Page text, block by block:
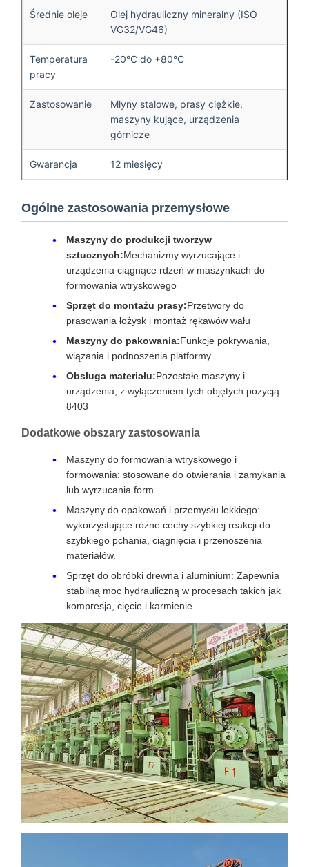
Średnie oleje
Olej hydrauliczny mineralny (ISO
VG32/VG46)
Temperatura
pracy
-20°C do +80°C
Zastosowanie
Młyny stalowe, prasy ciężkie,
maszyny kujące, urządzenia
górnicze
Gwarancja 12 miesięcy
Ogólne zastosowania przemysłowe
Maszyny do produkcji tworzyw
sztucznych:Mechanizmy wyrzucające i
urządzenia ciągnące rdzeń w maszynkach do
formowania wtryskowego
Sprzęt do montażu prasy:Przetwory do
prasowania łożysk i montaż rękawów wału
Maszyny do pakowania:Funkcje pokrywania,
wiązania i podnoszenia platformy
Obsługa materiału:Pozostałe maszyny i
urządzenia, z wyłączeniem tych objętych pozycją
8403
Dodatkowe obszary zastosowania
Maszyny do formowania wtryskowego i
formowania: stosowane do otwierania i zamykania
lub wyrzucania form
Maszyny do opakowań i przemysłu lekkiego:
wykorzystujące różne cechy szybkiej reakcji do
szybkiego pchania, ciągnięcia i przenoszenia
materiałów.
Sprzęt do obróbki drewna i aluminium: Zapewnia
stabilną moc hydrauliczną w procesach takich jak
kompresja, cięcie i karmienie.